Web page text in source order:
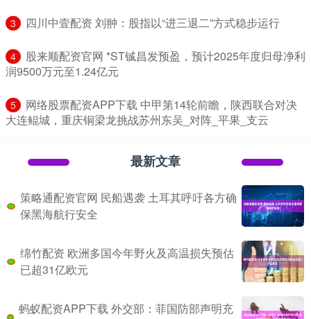
3 ​四川中壹配资 刘翀：股指以“进三退二”方式稳步运行
4
​股来顺配资官网 *ST铖昌发预盈，预计2025年度归母净利
润9500万元至1.24亿元
5
​网络股票配资APP下载 中甲第14轮前瞻，陕西联合对决
大连鲲城，重庆铜梁龙挑战苏州东吴_对阵_平果_支云
最新文章
策略通配资官网 民船遇袭 土耳其呼吁各方确
保黑海航行安全
绵竹配资 欧洲多国今年野火及高温损失预估
已超31亿欧元
蚂蚁配资APP下载 外交部：菲国防部声明充